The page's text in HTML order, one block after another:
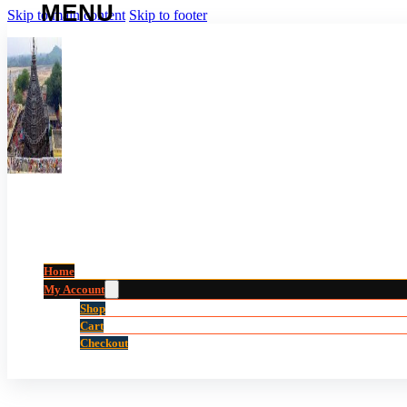
Skip to main content Skip to footer
Home
My Account
Shop
Cart
Checkout